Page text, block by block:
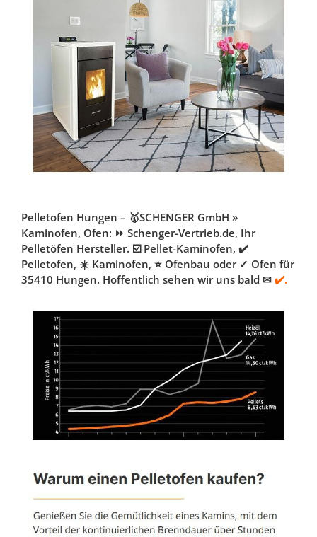
Pelletofen Hungen – 🥇SCHENGER GmbH »
Kaminofen, Ofen: ⏩ Schenger-Vertrieb.de, Ihr
Pelletöfen Hersteller. ☑️ Pellet-Kaminofen, ✔️
Pelletofen, ☀️ Kaminofen, ⭐ Ofenbau oder ✓ Ofen für
35410 Hungen. Hoffentlich sehen wir uns bald ✉ ✔️.